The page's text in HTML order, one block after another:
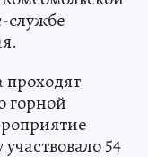
службе
проходят
горной
54